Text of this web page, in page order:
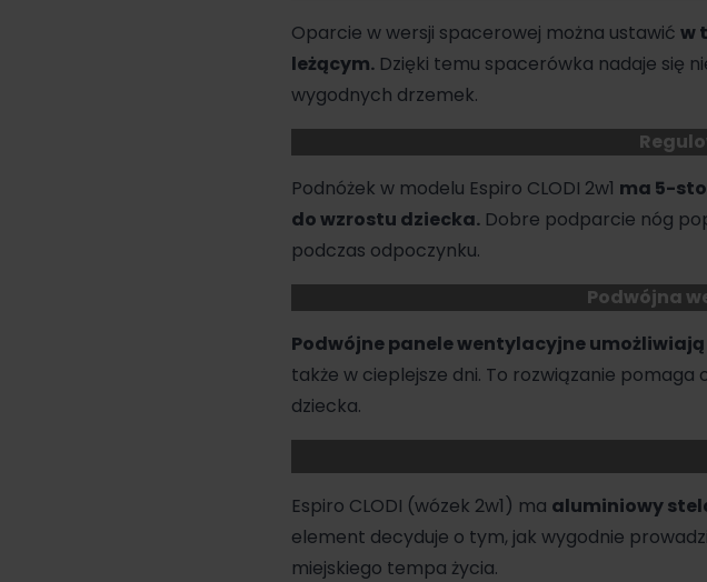
Oparcie w wersji spacerowej można ustawić w
leżącym. Dzięki temu spacerówka nadaje się
wygodnych drzemek.
Podnóżek w modelu Espiro CLODI 2w1 ma 5-
do wzrostu dziecka. Dobre podparcie nóg
podczas odpoczynku.
Podwójna
Podwójne panele wentylacyjne
także w cieplejsze dni. To rozwiązanie
dziecka.
Espiro CLODI (wózek 2w1) ma aluminiowy
element decyduje o tym, jak wygodnie
miejskiego tempa życia.